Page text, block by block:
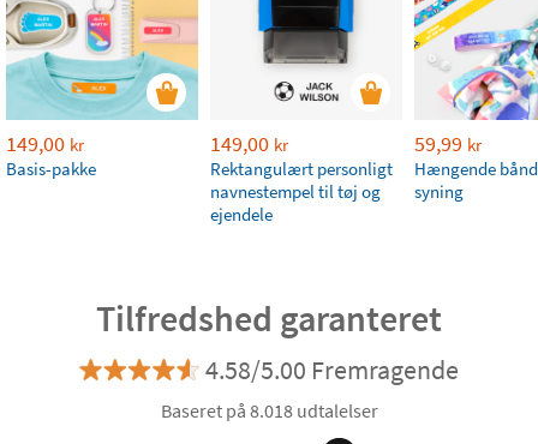
149,00 kr
Basis-pakke
149,00 kr
Rektangulært personligt
navnestempel til tøj og
ejendele
59,99 kr
Hængende
syning
Tilfredshed garanteret
4.58/5.00 Fremragende
Baseret på 8.018 udtalelser